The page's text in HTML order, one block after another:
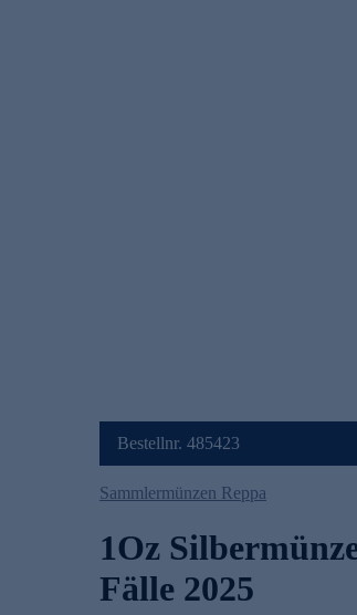
Bestellnr. 485423
Sammlermünzen Reppa
1Oz
Fälle 2025